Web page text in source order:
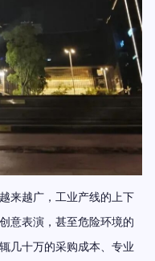
来越广，工业产线的上下
意表演，甚至危险环境的
几十万的采购成本、专业